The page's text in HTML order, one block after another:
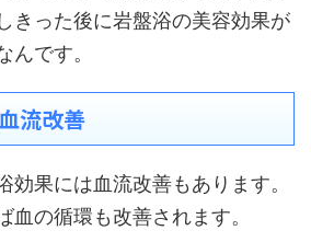
きった後に岩盤浴の美容効果が
んです。
流改善
効果には血流改善もあります。
血の循環も改善されます。